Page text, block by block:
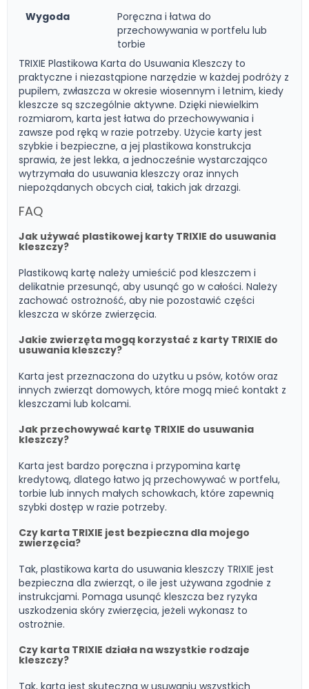
Wygoda
Poręczna i łatwa do
przechowywania w portfelu lub
torbie
TRIXIE Plastikowa Karta do Usuwania Kleszczy to
praktyczne i niezastąpione narzędzie w każdej podróży z
pupilem, zwłaszcza w okresie wiosennym i letnim, kiedy
kleszcze są szczególnie aktywne. Dzięki niewielkim
rozmiarom, karta jest łatwa do przechowywania i
zawsze pod ręką w razie potrzeby. Użycie karty jest
szybkie i bezpieczne, a jej plastikowa konstrukcja
sprawia, że jest lekka, a jednocześnie wystarczająco
wytrzymała do usuwania kleszczy oraz innych
niepożądanych obcych ciał, takich jak drzazgi.
FAQ
Jak używać plastikowej karty TRIXIE do usuwania
kleszczy?
Plastikową kartę należy umieścić pod kleszczem i
delikatnie przesunąć, aby usunąć go w całości. Należy
zachować ostrożność, aby nie pozostawić części
kleszcza w skórze zwierzęcia.
Jakie zwierzęta mogą korzystać z karty TRIXIE do
usuwania kleszczy?
Karta jest przeznaczona do użytku u psów, kotów oraz
innych zwierząt domowych, które mogą mieć kontakt z
kleszczami lub kolcami.
Jak przechowywać kartę TRIXIE do usuwania
kleszczy?
Karta jest bardzo poręczna i przypomina kartę
kredytową, dlatego łatwo ją przechowywać w portfelu,
torbie lub innych małych schowkach, które zapewnią
szybki dostęp w razie potrzeby.
Czy karta TRIXIE jest bezpieczna dla mojego
zwierzęcia?
Tak, plastikowa karta do usuwania kleszczy TRIXIE jest
bezpieczna dla zwierząt, o ile jest używana zgodnie z
instrukcjami. Pomaga usunąć kleszcza bez ryzyka
uszkodzenia skóry zwierzęcia, jeżeli wykonasz to
ostrożnie.
Czy karta TRIXIE działa na wszystkie rodzaje
kleszczy?